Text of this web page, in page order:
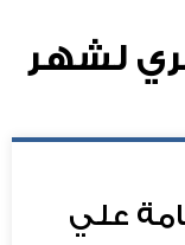
لشهر
علي